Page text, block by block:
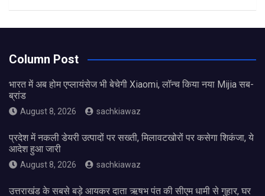
Column Post
भारत में अब होम एप्लायंसेज भी बेचेगी Xiaomi, लॉन्च किया नया Mijia सब-
ब्रांड
August 8, 2026 sachkiawaz
प्रदेश में नकली डेयरी उत्पादों पर सख्ती, मिलावटखोरों पर कसेगा शिकंजा, ये
आदेश हुआ जारी
August 8, 2026 sachkiawaz
उत्तराखंड के सबसे बड़े आयकर दाता ऋषभ पंत की सीएम धामी से गुहार, घर